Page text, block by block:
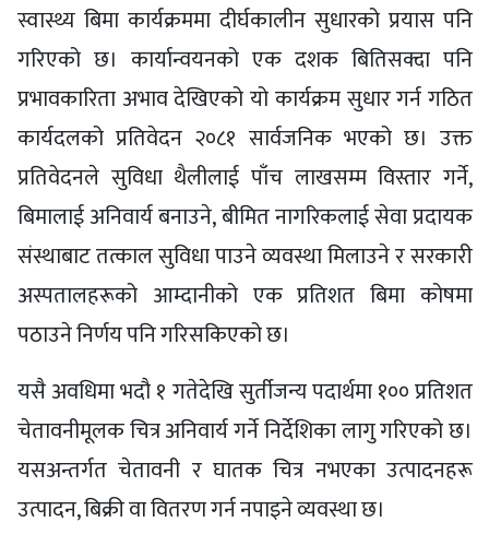
स्वास्थ्य बिमा कार्यक्रममा दीर्घकालीन सुधारको प्रयास पनि
गरिएको छ। कार्यान्वयनको एक दशक बितिसक्दा पनि
प्रभावकारिता अभाव देखिएको यो कार्यक्रम सुधार गर्न गठित
कार्यदलको प्रतिवेदन २०८१ सार्वजनिक भएको छ। उक्त
प्रतिवेदनले सुविधा थैलीलाई पाँच लाखसम्म विस्तार गर्ने,
बिमालाई अनिवार्य बनाउने, बीमित नागरिकलाई सेवा प्रदायक
संस्थाबाट तत्काल सुविधा पाउने व्यवस्था मिलाउने र सरकारी
अस्पतालहरूको आम्दानीको एक प्रतिशत बिमा कोषमा
पठाउने निर्णय पनि गरिसकिएको छ।
यसै अवधिमा भदौ १ गतेदेखि सुर्तीजन्य पदार्थमा १०० प्रतिशत
चेतावनीमूलक चित्र अनिवार्य गर्ने निर्देशिका लागु गरिएको छ।
यसअन्तर्गत चेतावनी र घातक चित्र नभएका उत्पादनहरू
उत्पादन, बिक्री वा वितरण गर्न नपाइने व्यवस्था छ।